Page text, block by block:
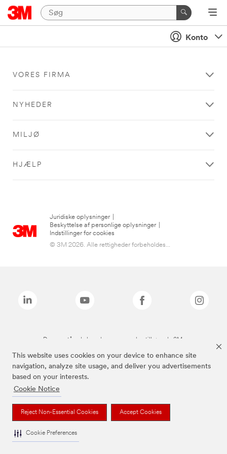
This website uses cookies on your device to enhance site
navigation, analyze site usage, and deliver you advertisements
based on your interests.
Cookie Notice
Reject Non-Essential Cookies Accept Cookies
Cookie Preferences
Konto
VORES FIRMA
NYHEDER
MILJØ
HJÆLP
Juridiske oplysninger
Beskyttelse af personlige oplysninger
Indstillinger for cookies
© 3M 2026. Alle rettigheder forbeholdes...
De ovenstående brands er varemærker tilhørende 3M.